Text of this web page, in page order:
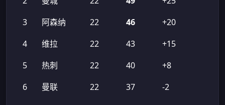
3
阿森纳 22 46
+20
4
维拉 22 43
+15
5
热刺 22 40
+8
6
曼联 22 37 -2